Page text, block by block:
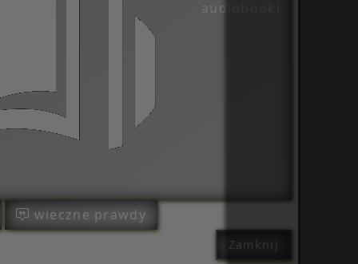
audiobooki
wieczne prawdy
Zamknij